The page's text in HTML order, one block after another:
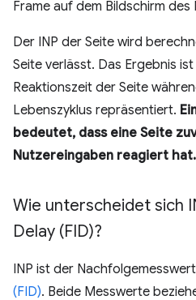
Frame auf dem Bildschirm
Der INP der Seite wird
Seite verlässt. Das Ergebnis
Reaktionszeit der Seite
Lebenszyklus repräsentiert.
bedeutet, dass eine Seite
Nutzereingaben reagiert hat.
Wie unterscheidet sich
Delay (FID)?
INP ist der
(FID). Beide Messwerte